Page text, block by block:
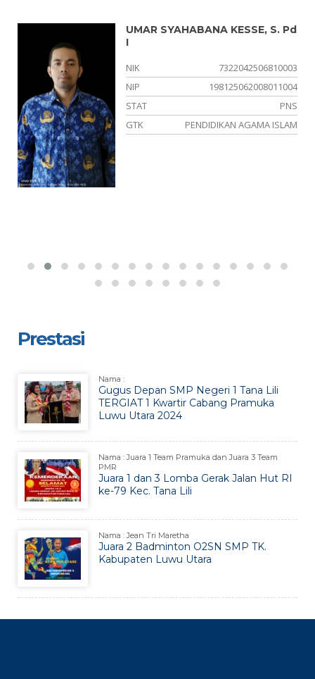
UMAR SYAHABANA KESSE, S. Pd
I
NIK
7322042506810003
NIP
198125062008011004
STAT
PNS
GTK
PENDIDIKAN AGAMA ISLAM
Prestasi
Nama :
Gugus Depan SMP Negeri 1 Tana Lili
TERGIAT 1 Kwartir Cabang Pramuka
Luwu Utara 2024
Nama : Juara 1 Team Pramuka dan Juara 3 Team
PMR
Juara 1 dan 3 Lomba Gerak Jalan Hut RI
ke-79 Kec. Tana Lili
Nama : Jean Tri Maretha
Juara 2 Badminton O2SN SMP TK.
Kabupaten Luwu Utara